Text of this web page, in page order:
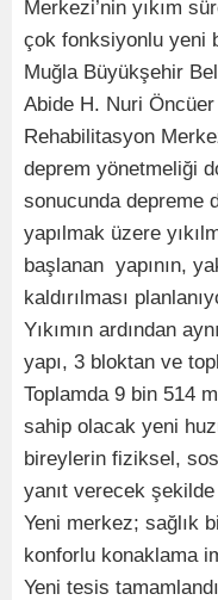
Merkezi’nin yıkım
çok fonksiyonlu yeni
Muğla Büyükşehir
Abide H. Nuri
Rehabilitasyon
deprem yönetmeliği
sonucunda depreme
yapılmak üzere
başlanan yapının,
kaldırılması
Yıkımın ardından
yapı, 3 bloktan ve
Toplamda 9 bin 514
sahip olacak yeni
bireylerin fiziksel,
yanıt verecek şekilde
Yeni merkez; sağlık
konforlu konaklama
Yeni tesis